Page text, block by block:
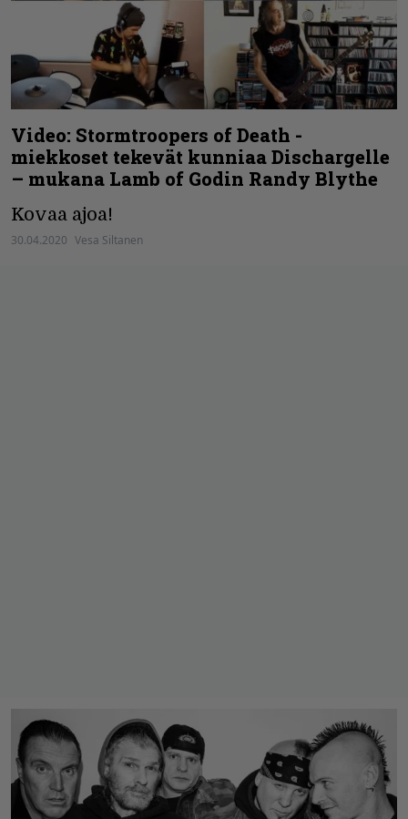
Video: Stormtroopers of Death -
miekkoset tekevät kunniaa Dischargelle
– mukana Lamb of Godin Randy Blythe
Kovaa ajoa!
30.04.2020 Vesa Siltanen